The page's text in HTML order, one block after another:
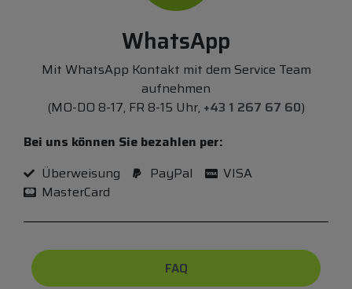
WhatsApp
Mit WhatsApp Kontakt mit dem Service Team
aufnehmen
(MO-DO 8-17, FR 8-15 Uhr, +43 1 267 67 60)
Bei uns können Sie bezahlen per:
Überweisung
PayPal
VISA
MasterCard
FAQ